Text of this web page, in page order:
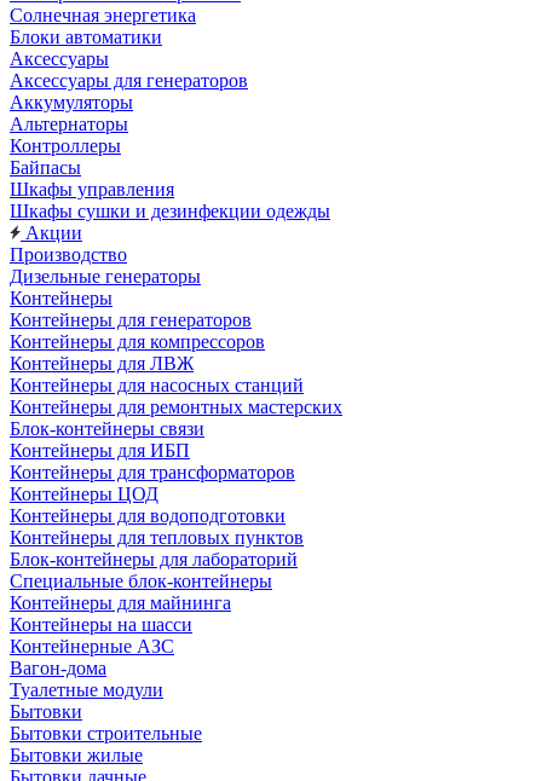
Солнечная энергетика
Блоки автоматики
Аксессуары
Аксессуары для генераторов
Аккумуляторы
Альтернаторы
Контроллеры
Байпасы
Шкафы управления
Шкафы сушки и дезинфекции одежды
Акции
Производство
Дизельные генераторы
Контейнеры
Контейнеры для генераторов
Контейнеры для компрессоров
Контейнеры для ЛВЖ
Контейнеры для насосных станций
Контейнеры для ремонтных мастерских
Блок-контейнеры связи
Контейнеры для ИБП
Контейнеры для трансформаторов
Контейнеры ЦОД
Контейнеры для водоподготовки
Контейнеры для тепловых пунктов
Блок-контейнеры для лабораторий
Специальные блок-контейнеры
Контейнеры для майнинга
Контейнеры на шасси
Контейнерные АЗС
Вагон-дома
Туалетные модули
Бытовки
Бытовки строительные
Бытовки жилые
Бытовки дачные